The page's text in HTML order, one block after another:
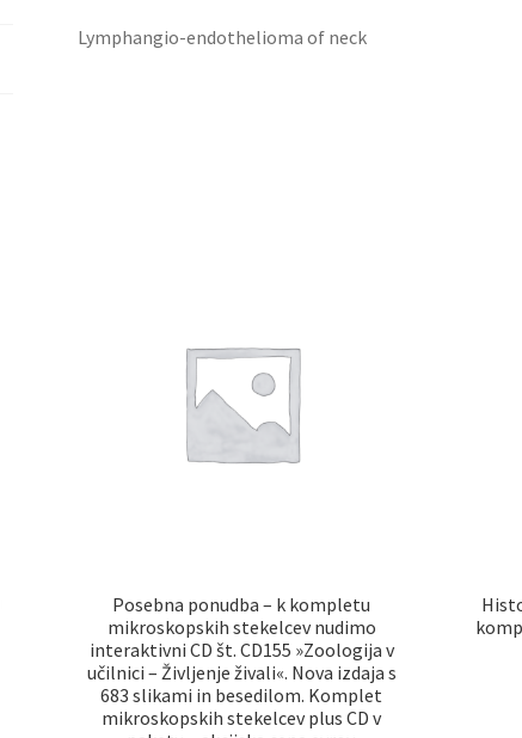
Lymphangio-endothelioma of neck
Posebna ponudba – k kompletu
mikroskopskih stekelcev nudimo
interaktivni CD št. CD155 »Zoologija v
učilnici – Življenje živali«. Nova izdaja s
683 slikami in besedilom. Komplet
mikroskopskih stekelcev plus CD v